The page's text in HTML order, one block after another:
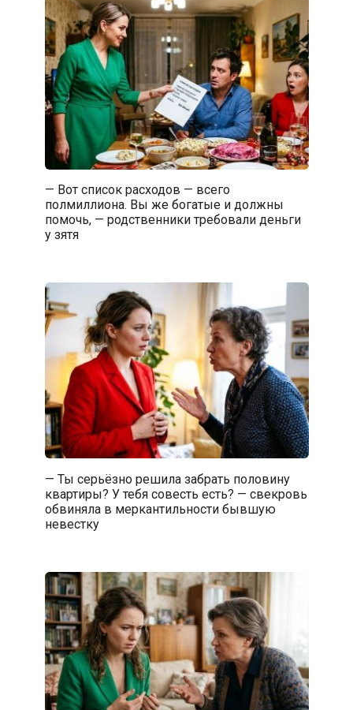
— Вот список расходов — всего
полмиллиона. Вы же богатые и должны
помочь, — родственники требовали деньги
у зятя
— Ты серьёзно решила забрать половину
квартиры? У тебя совесть есть? — свекровь
обвиняла в меркантильности бывшую
невестку